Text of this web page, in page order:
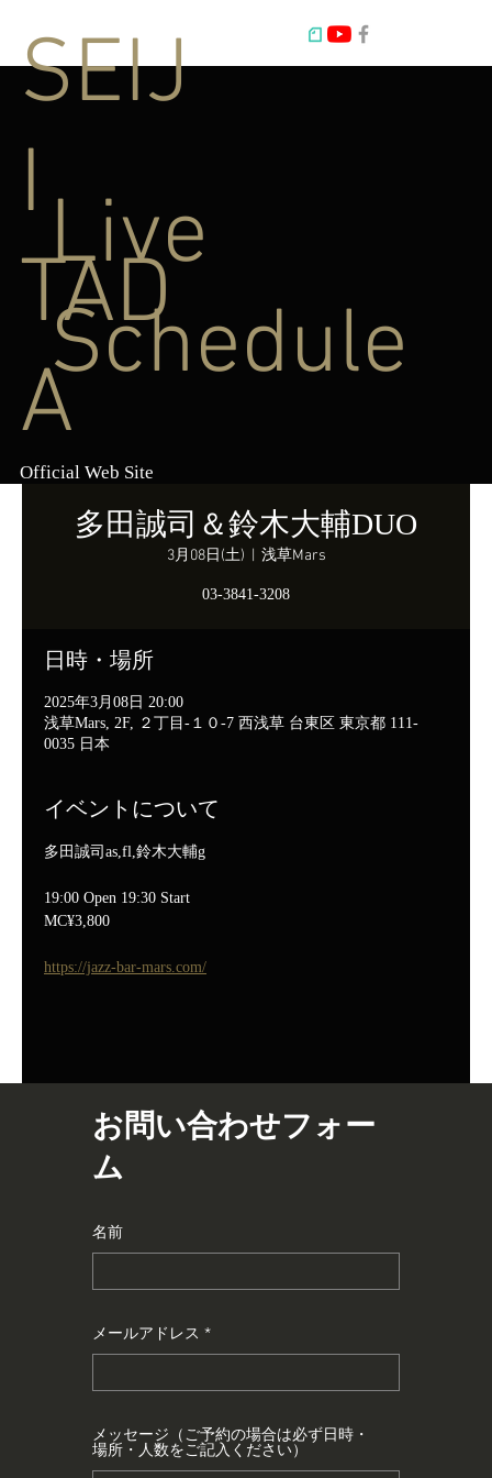
多田誠司＆鈴木大輔DUO
3月08日(土) 浅草Mars
03-3841-3208
日時・場所
2025年3月08日 20:00
浅草Mars, 2F, ２丁目-１０-7 西浅草 台東区 東京都 111-
0035 日本
イベントについて
多田誠司as,fl,鈴木大輔g
19:00 Open 19:30 Start
MC¥3,800
https://jazz-bar-mars.com/
Live
Schedule
SEIJ
I
TAD
A
Official Web Site
お問い合わせフォー
ム
名前
メールアドレス
メッセージ（ご予約の場合は必ず日時・
場所・人数をご記入ください）